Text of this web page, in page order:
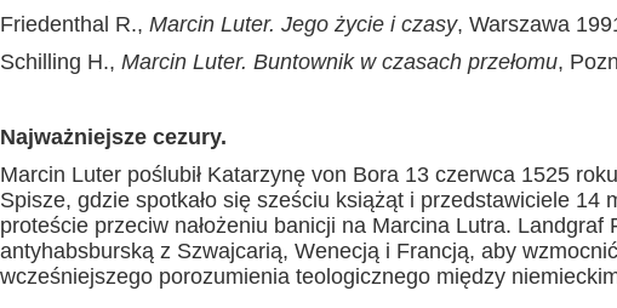
Friedenthal R., Marcin Luter. Jego życie i czasy, Warszawa
Schilling H., Marcin Luter. Buntownik w czasach przełomu,
Najważniejsze cezury.
Marcin Luter poślubił Katarzynę von Bora 13 czerwca 1525
Spisze, gdzie spotkało się sześciu książąt i przedstawiciele
proteście przeciw nałożeniu banicji na Marcina Lutra. Landgraf
antyhabsburską z Szwajcarią, Wenecją i Francją, aby
wcześniejszego porozumienia teologicznego między